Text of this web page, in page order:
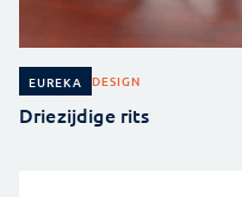
EUREKA DESIGN
Driezijdige rits